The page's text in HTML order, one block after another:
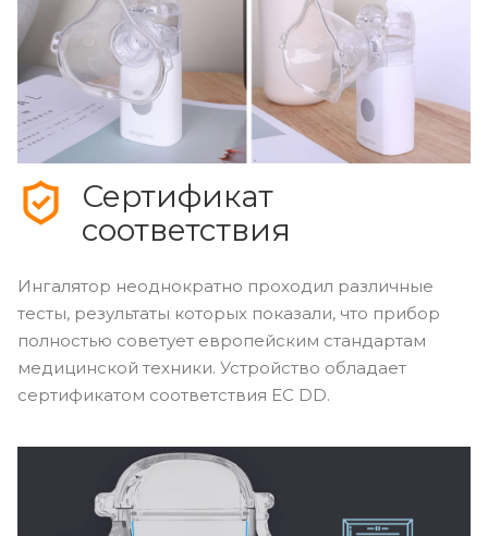
Сертификат
соответствия
Ингалятор неоднократно проходил различные
тесты, результаты которых показали, что прибор
полностью советует европейским стандартам
медицинской техники. Устройство обладает
сертификатом соответствия EC DD.